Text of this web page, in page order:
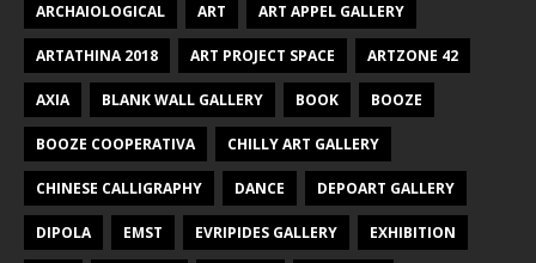
ARCHAIOLOGICAL ART ART APPEL GALLERY
ARTATHINA 2018 ART PROJECT SPACE ARTZONE 42
AXIA BLANK WALL GALLERY BOOK BOOZE
BOOZE COOPERATIVA CHILLY ART GALLERY
CHINESE CALLIGRAPHY DANCE DEPOART GALLERY
DIPOLA EMST EVRIPIDES GALLERY EXHIBITION